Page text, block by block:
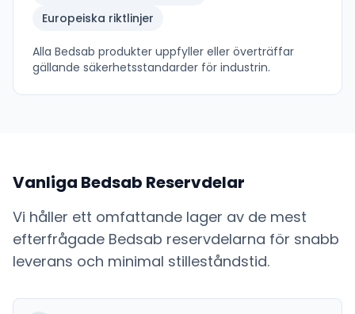
Europeiska riktlinjer
Alla Bedsab produkter uppfyller eller överträffar
gällande säkerhetsstandarder för industrin.
Vanliga Bedsab Reservdelar
Vi håller ett omfattande lager av de mest
efterfrågade Bedsab reservdelarna för snabb
leverans och minimal stilleståndstid.